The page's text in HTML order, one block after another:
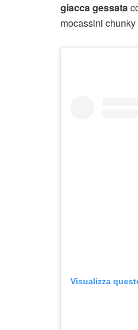
giacca gessata
mocassini
Visualizza